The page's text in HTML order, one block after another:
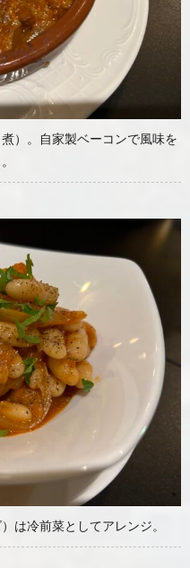
）。自家製ベーコンで風味を
は冷前菜としてアレンジ。